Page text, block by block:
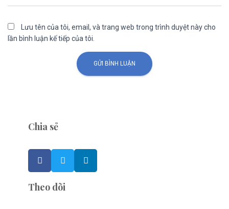
Lưu tên của tôi, email, và trang web trong trình duyệt này cho
lần bình luận kế tiếp của tôi.
Chia sẻ
Theo dõi